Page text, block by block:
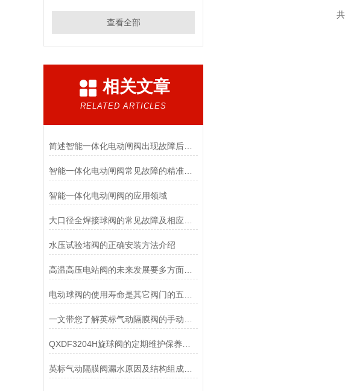
查看全部
相关文章
RELATED ARTICLES
简述智能一体化电动闸阀出现故障后的处理方法
智能一体化电动闸阀常见故障的精准应对策略分享
智能一体化电动闸阀的应用领域
水压试验堵阀的正确安装方法介绍
高温高压电站阀的未来发展要多方面考虑
QXDF3204H旋球阀的定期维护保养方法介绍
英标气动隔膜阀漏水原因及结构组成分享